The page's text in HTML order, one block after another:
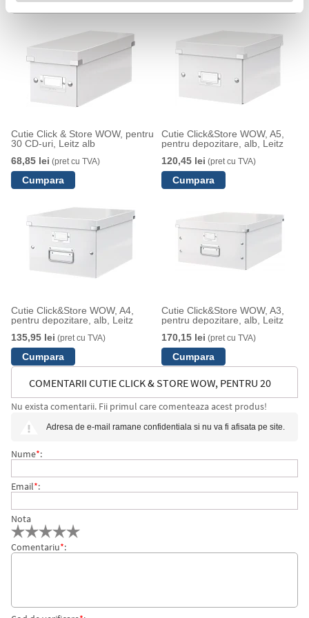
Cutie Click & Store WOW, pentru
30 CD-uri, Leitz alb
68,85 lei (pret cu TVA)
Cutie Click&Store WOW, A5,
pentru depozitare, alb, Leitz
120,45 lei (pret cu TVA)
Cutie Click&Store WOW, A4,
pentru depozitare, alb, Leitz
135,95 lei (pret cu TVA)
Cutie Click&Store WOW, A3,
pentru depozitare, alb, Leitz
170,15 lei (pret cu TVA)
COMENTARII CUTIE CLICK & STORE WOW, PENTRU 20
Nu exista comentarii. Fii primul care comenteaza acest produs!
Adresa de e-mail ramane confidentiala si nu va fi afisata pe site.
Nume*:
Email*:
Nota
Comentariu*: